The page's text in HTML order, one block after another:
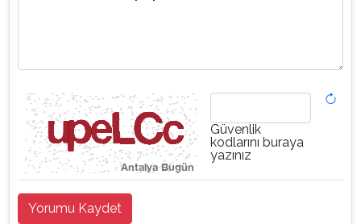
Güvenlik
kodlarını buraya
yazınız
Yorumu Kaydet